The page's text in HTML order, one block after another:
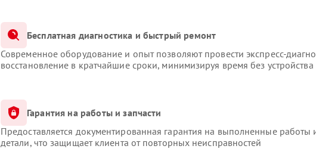
Бесплатная диагностика и быстрый ремонт
Современное оборудование и опыт позволяют провести экспресс-
восстановление в кратчайшие сроки, минимизируя время без устройства
Гарантия на работы и запчасти
Предоставляется документированная гарантия на выполненные работы
детали, что защищает клиента от повторных неисправностей